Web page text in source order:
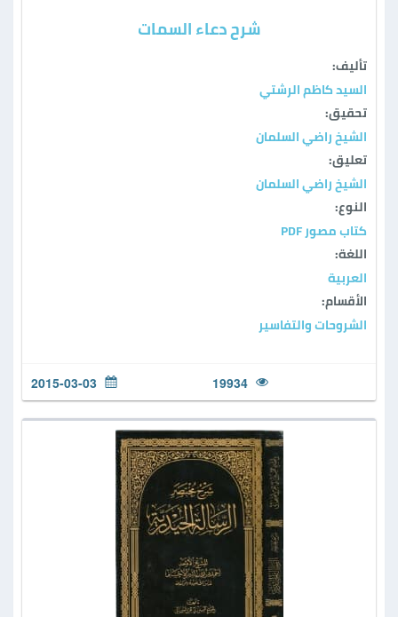
شرح دعاء السمات
تأليف:
السيد كاظم الرشتي
تحقيق:
الشيخ راضي السلمان
تعليق:
الشيخ راضي السلمان
النوع:
كتاب مصور PDF
اللغة:
العربية
الأقسام:
الشروحات والتفاسير
19934
2015-03-03